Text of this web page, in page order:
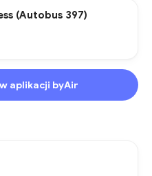
(Autobus 397)
aplikacji byAir